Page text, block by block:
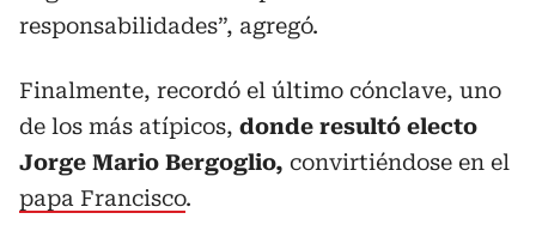
responsabilidades”, agregó.
Finalmente, recordó el último cónclave, uno
de los más atípicos, donde resultó electo
Jorge Mario Bergoglio, convirtiéndose en el
papa Francisco.